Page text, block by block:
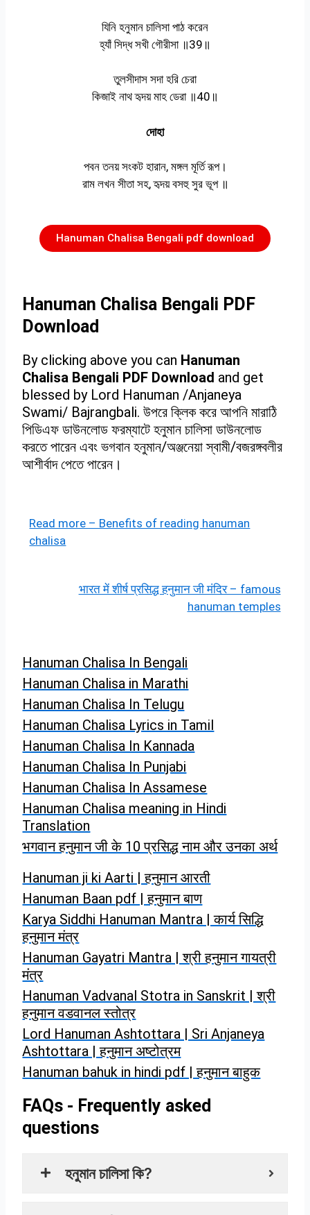
যিনি হনুমান চালিসা পাঠ করেন
হ্যাঁ সিদ্ধ সখী গৌরীসা ॥39॥
তুলসীদাস সদা হরি চেরা
কিজাই নাথ হৃদয় মাহ ডেরা ॥40॥
দোহা
পবন তনয় সংকট হারান, মঙ্গল মূর্তি রূপ।
রাম লখন সীতা সহ, হৃদয় বসহু সুর ভূপ ॥
Hanuman Chalisa Bengali pdf download
Hanuman Chalisa Bengali PDF
Download
By clicking above you can Hanuman
Chalisa Bengali PDF Download and get
blessed by Lord Hanuman /Anjaneya
Swami/ Bajrangbali. উপরে ক্লিক করে আপনি মারাঠি
পিডিএফ ডাউনলোড ফরম্যাটে হনুমান চালিসা ডাউনলোড
করতে পারেন এবং ভগবান হনুমান/অঞ্জনেয়া স্বামী/বজরঙ্গবলীর
আশীর্বাদ পেতে পারেন।
Read more – Benefits of reading hanuman
chalisa
भारत में शीर्ष प्रसिद्ध हनुमान जी मंदिर – famous
hanuman temples
Hanuman Chalisa In Bengali
Hanuman Chalisa in Marathi
Hanuman Chalisa In Telugu
Hanuman Chalisa Lyrics in Tamil
Hanuman Chalisa In Kannada
Hanuman Chalisa In Punjabi
Hanuman Chalisa In Assamese
Hanuman Chalisa meaning in Hindi
Translation
भगवान हनुमान जी के 10 प्रसिद्ध नाम और उनका अर्थ​
Hanuman ji ki Aarti | हनुमान आरती
Hanuman Baan pdf | हनुमान बाण
Karya Siddhi Hanuman Mantra | कार्य सिद्धि
हनुमान मंत्र
Hanuman Gayatri Mantra | श्री हनुमान गायत्री
मंत्र
Hanuman Vadvanal Stotra in Sanskrit | श्री
हनुमान वडवानल स्तोत्र
Lord Hanuman Ashtottara | Sri Anjaneya
Ashtottara | हनुमान अष्टोत्रम
Hanuman bahuk in hindi pdf | हनुमान बाहुक
FAQs - Frequently asked
questions
হনুমান চালিসা কি?